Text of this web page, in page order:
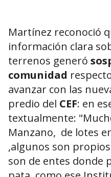
Martínez reconoció
información clara
terrenos generó
comunidad
avanzar con las
predio del CEF: en
textualmente:
Manzano, de lotes
,algunos son
son de entes donde